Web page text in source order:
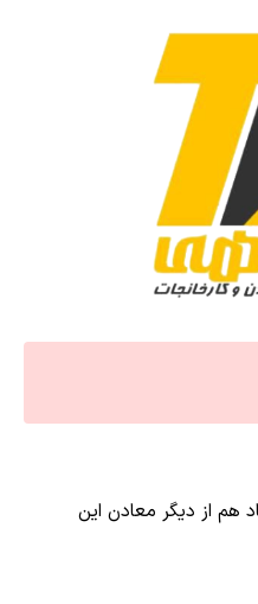
هم از دیگر معادن این